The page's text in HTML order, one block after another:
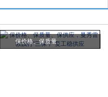
保价格、保质量、